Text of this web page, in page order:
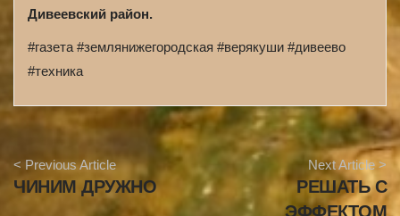
Дивеевский район.
#газета #землянижегородская #верякуши #дивеево
#техника
r
t
< Previous Article
ЧИНИМ ДРУЖНО
Next Article >
РЕШАТЬ С
ЭФФЕКТОМ